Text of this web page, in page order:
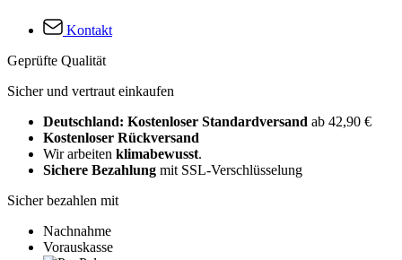
Kontakt
Geprüfte Qualität
Sicher und vertraut einkaufen
Deutschland: Kostenloser Standardversand ab 42,90 €
Kostenloser Rückversand
Wir arbeiten klimabewusst.
Sichere Bezahlung mit SSL-Verschlüsselung
Sicher bezahlen mit
Nachnahme
Vorauskasse